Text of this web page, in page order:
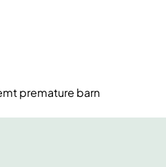
premature barn